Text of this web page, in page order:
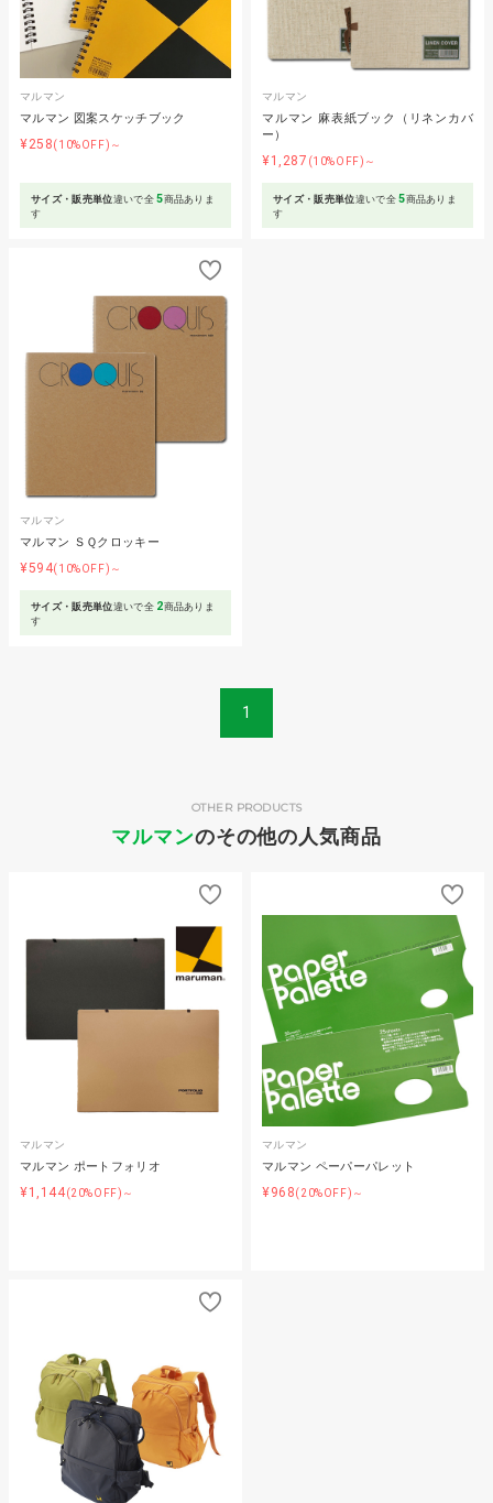
マルマン
マルマン 図案スケッチブック
¥258(10%OFF)～
サイズ・販売単位違いで全5商品ありま
す
マルマン
マルマン 麻表紙ブック（リネンカバ
ー）
¥1,287 (10%OFF)～
サイズ・販売単位違いで全5商品ありま
す
マルマン
マルマン ＳＱクロッキー
¥594(10%OFF)～
サイズ・販売単位違いで全 2商品ありま
す
1
マルマンのその他の人気商品
OTHER PRODUCTS
マルマン
マルマン ポートフォリオ
¥1,144(20%OFF)～
マルマン
マルマン ペーパーパレット
¥968(20%OFF)～